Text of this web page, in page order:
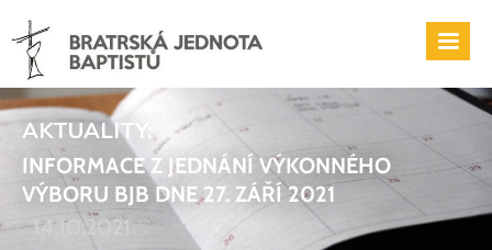
AKTUALITY:
INFORMACE Z JEDNÁNÍ VÝKONNÉHO
VÝBORU BJB DNE 27. ZÁŘÍ 2021
14.10.2021